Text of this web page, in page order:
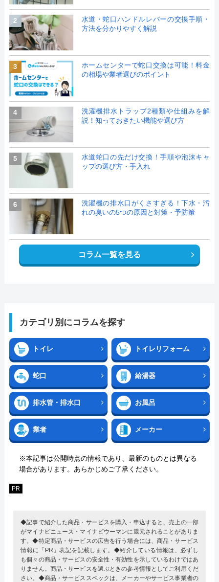
2
水道・蛇口ハンドルレバーの交換手順・
方法を分かりやすく解説
3
ホームセンターで蛇口交換は可能！料金
の相場や業者選びのポイント
4
洗濯機排水トラップ2種類や仕組みを解
説！知っておきたい機能や選び方
5
水道蛇口の先だけ交換！手順や泡沫キャ
ップの選び方・手入れ
6
洗濯機の排水口がくさすぎる！下水・汚
れの臭いの5つの原因と対策・予防策
コラム一覧を見る
カテゴリ別にコラムを探す
トイレ トイレリフォーム
蛇口 給湯器
排水管・排水口 お風呂
業者 メーカー
※本記事は公開時点の情報であり、最新のものとは異なる
場合があります。あらかじめご了承ください。
PR
◆記事で紹介した商品・サービスを購入・申込すると、売上の一部
がマイナビニュース・マイナビウーマンに還元されることがありま
す。◆特定商品・サービスの広告を行う場合には、商品・サービス
情報に「PR」表記を記載します。◆紹介している情報は、必ずし
も個々の商品・サービスの安全性・有効性を示しているわけではあ
りません。商品・サービスを選ぶときの参考情報としてご利用くだ
さい。◆商品・サービススペックは、メーカーやサービス事業者の